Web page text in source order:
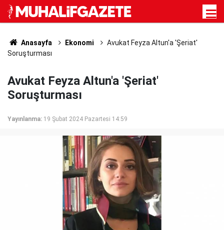
Anasayfa Ekonomi
Avukat Feyza Altun'a 'Şeriat'
Soruşturması
Avukat Feyza Altun'a 'Şeriat'
Soruşturması
Yayınlanma: 19 Şubat 2024 Pazartesi 14:59